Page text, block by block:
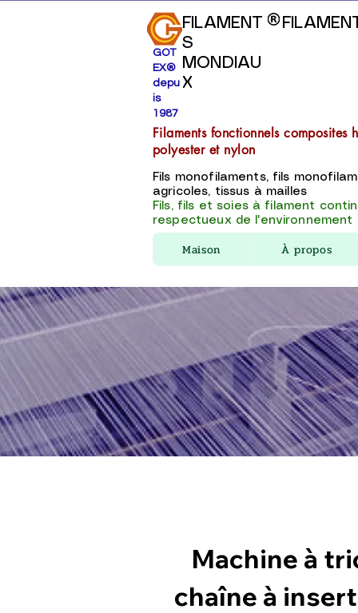
GOT
EX®
depu
is
1987
FILAMENT
S
MONDIAU
X
Filaments fonctionnels composites
polyester et nylon
Fils monofilaments, fils
agricoles, tissus à mailles
Fils, fils et soies à filament
respectueux de l'environnement
Maison À propos
Machine à
chaîne à